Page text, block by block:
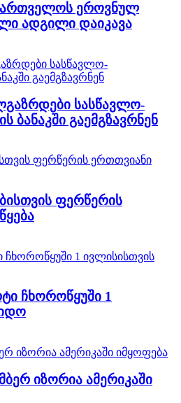
ეროვნულ
ადგილი დაიკავა
სასწავლო-
ბანაკში გაემგზავრნენ
ფერწერის
ჩხოროწყუში 1
იზორია ამერიკაში